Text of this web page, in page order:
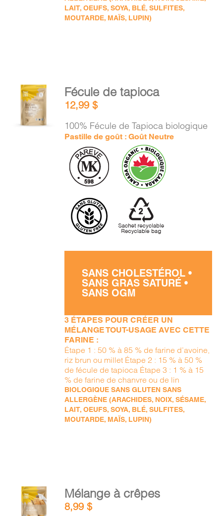
LAIT, OEUFS, SOYA, BLÉ, SULFITES,
MOUTARDE, MAÏS, LUPIN)
AJOUTER
AU
PANIER
/
DÉTAILS
Fécule de tapioca
12,99$
100% Fécule de Tapioca biologique
Pastille de goût : Goût Neutre
SANS CHOLESTÉROL •
SANS GRAS SATURÉ •
SANS OGM
3 ÉTAPES POUR CRÉER UN
MÉLANGE TOUT-USAGE AVEC CETTE
FARINE :
Étape 1 : 50 % à 85 % de farine d’avoine,
riz brun ou millet Étape 2 : 15 % à 50 %
de fécule de tapioca Étape 3 : 1 % à 15
% de farine de chanvre ou de lin
BIOLOGIQUE SANS GLUTEN SANS
ALLERGÈNE (ARACHIDES, NOIX, SÉSAME,
LAIT, OEUFS, SOYA, BLÉ, SULFITES,
MOUTARDE, MAÏS, LUPIN)
AJOUTER
AU
PANIER
Mélange à crêpes
8,99$